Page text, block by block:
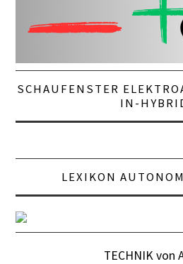
SCHAUFENSTER
IN-
LEXIKON
TECHNIK von